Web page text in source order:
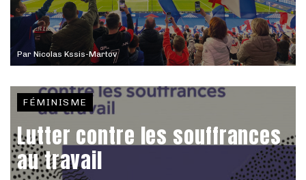
Par Nicolas Kssis-Martov
FÉMINISME
Lutter contre les souffrances
au travail